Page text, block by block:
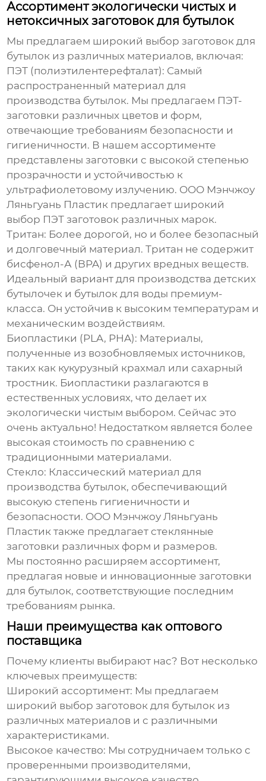
Ассортимент экологически чистых и
нетоксичных заготовок для бутылок
Мы предлагаем широкий выборзаготовок для
бутылок из различных материалов, включая:
ПЭТ (полиэтилентерефталат): Самый
распространенный материал для
производства бутылок. Мы предлагаем ПЭТ-
заготовки различных цветов и форм,
отвечающие требованиям безопасности и
гигиеничности. В нашем ассортименте
представлены заготовки с высокой степенью
прозрачности и устойчивостью к
ультрафиолетовому излучению. ООО Мэнчжоу
Ляньгуань Пластик предлагает широкий
выбор ПЭТ заготовок различных марок.
Тритан: Более дорогой, но и более безопасный
и долговечный материал. Тритан не содержит
бисфенол-А (BPA) и других вредных веществ.
Идеальный вариант для производства детских
бутылочек и бутылок для воды премиум-
класса. Он устойчив к высоким температурам и
механическим воздействиям.
Биопластики (PLA, PHA): Материалы,
полученные из возобновляемых источников,
таких как кукурузный крахмал или сахарный
тростник. Биопластики разлагаются в
естественных условиях, что делает их
экологически чистым выбором. Сейчас это
очень актуально! Недостатком является более
высокая стоимость по сравнению с
традиционными материалами.
Стекло: Классический материал для
производства бутылок, обеспечивающий
высокую степень гигиеничности и
безопасности. ООО Мэнчжоу Ляньгуань
Пластик также предлагает стеклянные
заготовки различных форм и размеров.
Мы постоянно расширяем ассортимент,
предлагая новые и инновационныезаготовки
для бутылок, соответствующие последним
требованиям рынка.
Наши преимущества как оптового
поставщика
Почему клиенты выбирают нас? Вот несколько
ключевых преимуществ:
Широкий ассортимент: Мы предлагаем
широкий выборзаготовок для бутылок из
различных материалов и с различными
характеристиками.
Высокое качество: Мы сотрудничаем только с
проверенными производителями,